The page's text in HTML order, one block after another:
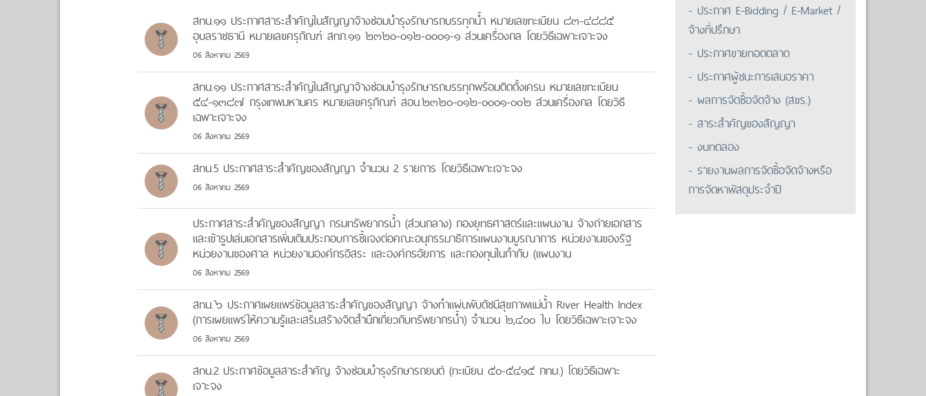
สทน.๑๑ ประกาศสาระสำคัญในสัญญาจ้างซ่อมบำรุงรักษารถบรรทุกน้ำ หมายเลขทะเบียน ๘๓-๔๘๘๕
อุบลราชธานี หมายเลขครุภัณฑ์ สทภ.๑๑ ๒๓๒๐-๐๑๒-๐๐๐๑-๑ ส่วนเครื่องกล โดยวิธีเฉพาะเจาะจง
06 สิงหาคม 2569
สทน.๑๑ ประกาศสาระสำคัญในสัญญาจ้างซ่อมบำรุงรักษารถบรรทุกพร้อมติดตั้งเครน หมายเลขทะเบียน
๕๔-๑๓๘๗ กรุงเทพมหานคร หมายเลขครุภัณฑ์ สอน.๒๓๒๐-๐๑๒-๐๐๐๑-๐๐๒ ส่วนเครื่องกล โดยวิธี
เฉพาะเจาะจง
06 สิงหาคม 2569
สทน.5 ประกาศสาระสำคัญของสัญญา จำนวน 2 รายการ โดยวิธีเฉพาะเจาะจง
06 สิงหาคม 2569
ประกาศสาระสำคัญของสัญญา กรมทรัพยากรน้ำ (ส่วนกลาง) กองยุทธศาสตร์และแผนงาน จ้างถ่ายเอกสาร
และเข้ารูปเล่มเอกสารเพิ่มเติมประกอบการชี้แจงต่อคณะอนุกรรมาธิการแผนงานบูรณาการ หน่วยงานของรัฐ
หน่วยงานของศาล หน่วยงานองค์กรอิสระ และองค์กรอัยการ และกองทุนในกำกับ (แผนงาน
06 สิงหาคม 2569
สทน.๖ ประกาศเผยแพร่ข้อมูลสาระสำคัญของสัญญา จ้างทำแผ่นพับดัชนีสุขภาพแม่น้ำ River Health Index
(การเผยแพร่ให้ความรู้และเสริมสร้างจิตสำนึกเกี่ยวกับทรัพยากรน้ำ) จำนวน ๒,๔๐๐ ใบ โดยวิธีเฉพาะเจาะจง
06 สิงหาคม 2569
สทน.2 ประกาศข้อมูลสาระสำคัญ จ้างซ่อมบำรุงรักษารถยนต์ (ทะเบียน ๕๐-๕๔๑๕ กทม.) โดยวิธีเฉพาะ
เจาะจง
- ประกาศ E-Bidding / E-Market /
จ้างที่ปรึกษา
- ประกาศขายทอดตลาด
- ประกาศผู้ชนะการเสนอราคา
- ผลการจัดซื้อจัดจ้าง (สขร.)
- สาระสำคัญของสัญญา
- งบทดลอง
- รายงานผลการจัดซื้อจัดจ้างหรือ
การจัดหาพัสดุประจำปี